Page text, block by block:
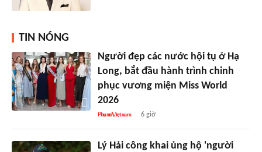
TIN NÓNG
Người đẹp các nước hội tụ ở Hạ
Long, bắt đầu hành trình chinh
phục vương miện Miss World
2026
6 giờ
Lý Hải công khai ủng hộ 'người